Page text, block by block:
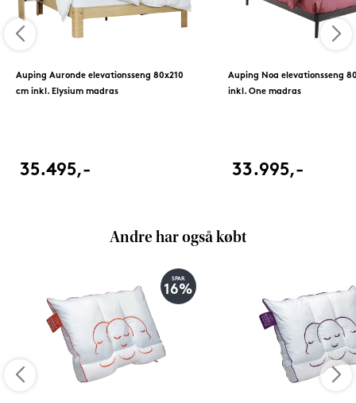
Auping Auronde elevationsseng 80x210
cm inkl. Elysium madras
35.495,-
Auping Noa elevationsseng
inkl. One madras
33.995,-
Andre har også købt
SPAR
16%